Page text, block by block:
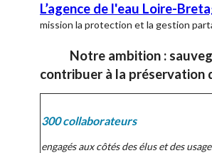
L’agence de l'eau Loire-
mission la protection et la gestion
Notre ambition :
contribuer à la préservation
300 collaborateurs
engagés aux côtés des élus et des